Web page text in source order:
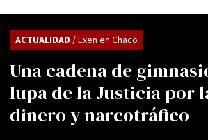
Una cadena de
lupa de la Justicia por
dinero y narcotráfico
ACTUALIDAD / Exen en Chaco